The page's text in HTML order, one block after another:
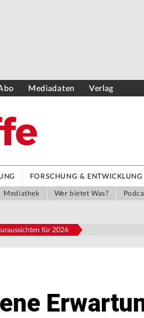
Mediadaten Verlag
FORSCHUNG & ENTWICKLUNG
Mediathek Wer bietet Was?
für 2026